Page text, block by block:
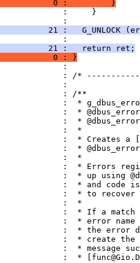
           0 :         }
:     }
:
21 :   G_UNLOCK
:
          21 :   return ret;
           0 : }
:
: /*
:
: /**
:  *
:  *
:  *
:  *
:  * Creates a
:  *
:  *
:  * Errors
:  * up using
:  * and code
:  * to recover
:  *
:  * If a
:  * error
:  * the error
:  * create
:  * message
:  *